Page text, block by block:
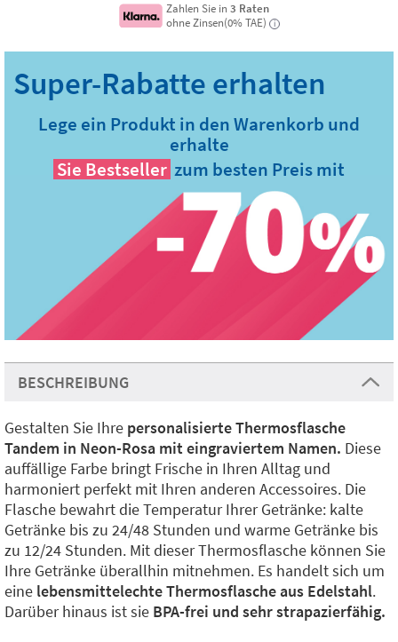
Zahlen Sie in3 Raten
ohne Zinsen(0% TAE)
i
Lege ein Produkt in den Warenkorb und
erhalte
Sie Bestseller zum besten Preis mit
BESCHREIBUNG
Gestalten Sie Ihre personalisierte Thermosflasche
Tandem in Neon-Rosa mit eingraviertem Namen. Diese
auffällige Farbe bringt Frische in Ihren Alltag und
harmoniert perfekt mit Ihren anderen Accessoires. Die
Flasche bewahrt die Temperatur Ihrer Getränke: kalte
Getränke bis zu 24/48 Stunden und warme Getränke bis
zu 12/24 Stunden. Mit dieser Thermosflasche können Sie
Ihre Getränke überallhin mitnehmen. Es handelt sich um
eine lebensmittelechte Thermosflasche aus Edelstahl.
Darüber hinaus ist sie BPA-frei und sehr strapazierfähig.